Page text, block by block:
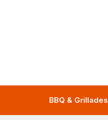
BBQ & Grillades